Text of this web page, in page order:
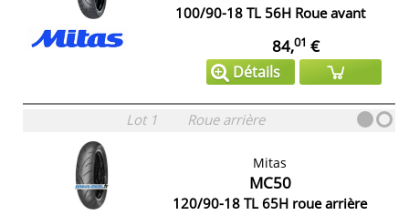
100/90-18 TL 56H Roue avant
84,01 €
Détails
Lot 1 Roue arrière
Mitas
MC50
120/90-18 TL 65H roue arrière